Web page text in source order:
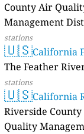
County Air
Management
stations
🇺🇸California
The Feather
stations
🇺🇸California
Riverside
Quality